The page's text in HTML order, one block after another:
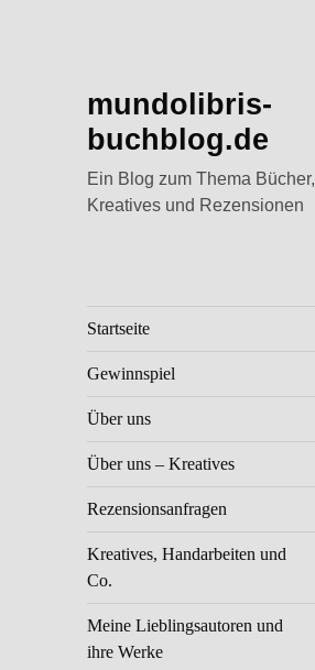
mundolibris-
buchblog.de
Ein Blog zum Thema Bücher,
Kreatives und Rezensionen
Startseite
Gewinnspiel
Über uns
Über uns – Kreatives
Rezensionsanfragen
Kreatives, Handarbeiten und
Co.
Meine Lieblingsautoren und
ihre Werke